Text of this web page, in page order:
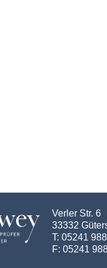
Verler Str. 6
33332
T: 05241
F: 05241